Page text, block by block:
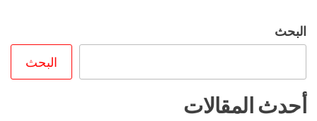
البحث
البحث
أحدث المقالات